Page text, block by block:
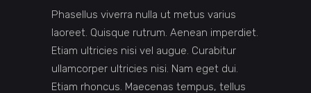
Phasellus viverra nulla ut metus varius
laoreet. Quisque rutrum. Aenean imperdiet.
Etiam ultricies nisi vel augue. Curabitur
ullamcorper ultricies nisi. Nam eget dui.
Etiam rhoncus. Maecenas tempus, tellus